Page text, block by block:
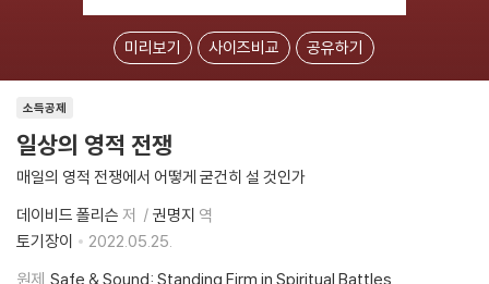
미리보기 사이즈비교 공유하기
소득공제
일상의 영적 전쟁
매일의 영적 전쟁에서 어떻게 굳건히 설 것인가
데이비드 폴리슨 저 권명지 역
토기장이
2022.05.25.
원제 Safe & Sound: Standing Firm in Spiritual Battles